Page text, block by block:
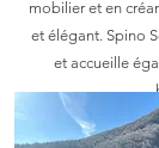
mobilier et en
et élégant. Spino
et accueille